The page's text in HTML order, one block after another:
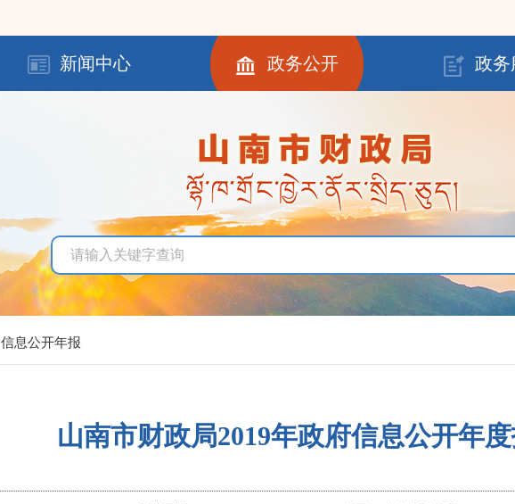
新闻中心 政务公开 政务
信息公开年报
山南市财政局2019年政府信息公开年